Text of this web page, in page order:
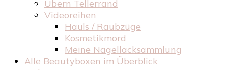
Übern Tellerrand
Videoreihen
Hauls / Raubzüge
Kosmetikmord
Meine Nagellacksammlung
Alle Beautyboxen im Überblick